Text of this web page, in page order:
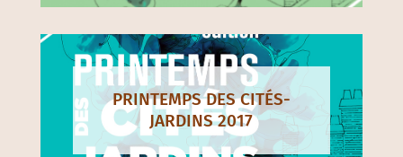
PRINTEMPS DES CITÉS-
JARDINS 2017